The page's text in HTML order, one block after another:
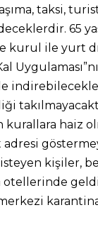
taksi,
65
kurul ile yurt
kurallara haiz
kişiler,
otellerinde